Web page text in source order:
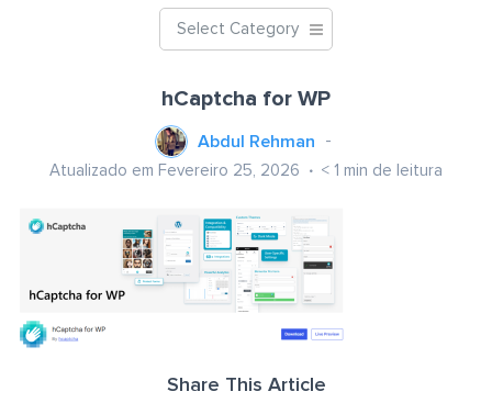
Select Category
hCaptcha for WP
Abdul Rehman
Atualizado em Fevereiro 25, 2026 < 1 min de leitura
Share This Article